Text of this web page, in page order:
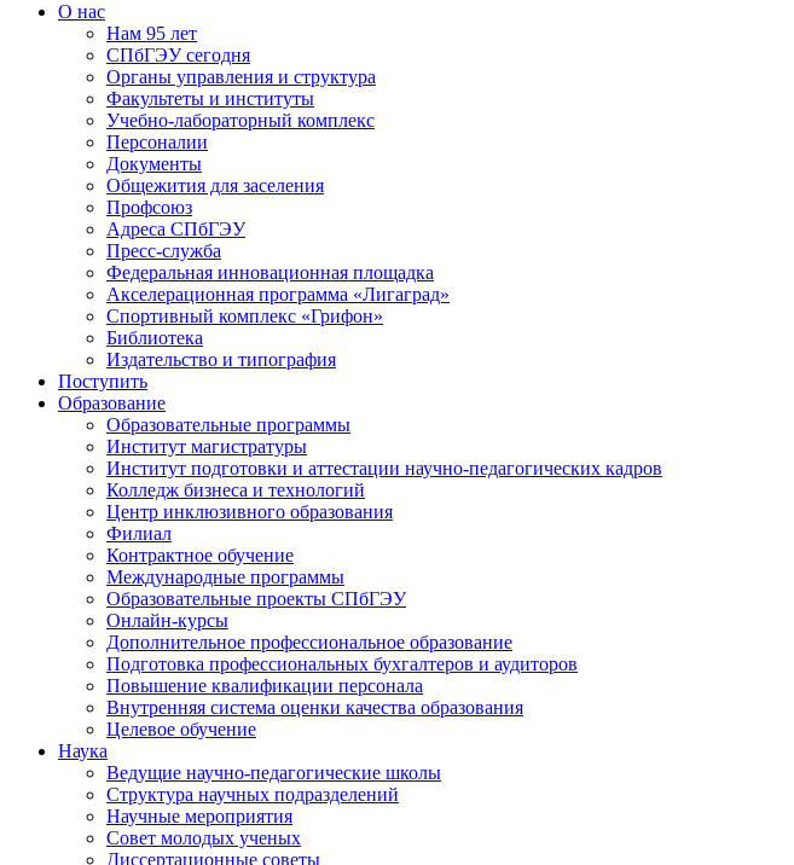
О нас
Нам 95 лет
СПбГЭУ сегодня
Органы управления и структура
Факультеты и институты
Учебно-лабораторный комплекс
Персоналии
Документы
Общежития для заселения
Профсоюз
Адреса СПбГЭУ
Пресс-служба
Федеральная инновационная площадка
Акселерационная программа «Лигаград»­­
Спортивный комплекс «Грифон»
Библиотека
Издательство и типография
Поступить
Образование
Образовательные программы
Институт магистратуры
Институт подготовки и аттестации научно-педагогических кадров
Колледж бизнеса и технологий
Центр инклюзивного образования
Филиал
Контрактное обучение
Международные программы
Образовательные проекты СПбГЭУ
Онлайн-курсы
Дополнительное профессиональное образование
Подготовка профессиональных бухгалтеров и аудиторов
Повышение квалификации персонала
Внутренняя система оценки качества образования
Целевое обучение
Наука
Ведущие научно-педагогические школы
Структура научных подразделений
Научные мероприятия
Совет молодых ученых
Диссертационные советы